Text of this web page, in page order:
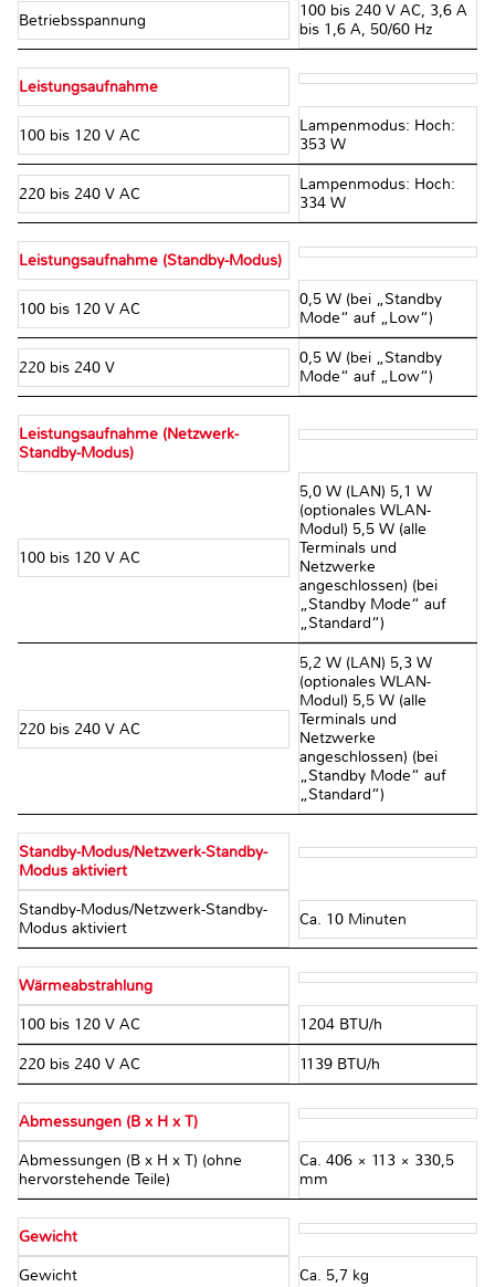
Betriebsspannung
100 bis 240 V AC, 3,6 A
bis 1,6 A, 50/60 Hz
Leistungsaufnahme
100 bis 120 V AC
Lampenmodus: Hoch:
353 W
220 bis 240 V AC
Lampenmodus: Hoch:
334 W
Leistungsaufnahme (Standby-Modus)
100 bis 120 V AC
0,5 W (bei „Standby
Mode“ auf „Low“)
220 bis 240 V
0,5 W (bei „Standby
Mode“ auf „Low“)
Leistungsaufnahme (Netzwerk-
Standby-Modus)
100 bis 120 V AC
5,0 W (LAN) 5,1 W
(optionales WLAN-
Modul) 5,5 W (alle
Terminals und
Netzwerke
angeschlossen) (bei
„Standby Mode“ auf
„Standard“)
220 bis 240 V AC
5,2 W (LAN) 5,3 W
(optionales WLAN-
Modul) 5,5 W (alle
Terminals und
Netzwerke
angeschlossen) (bei
„Standby Mode“ auf
„Standard“)
Standby-Modus/Netzwerk-Standby-
Modus aktiviert
Standby-Modus/Netzwerk-Standby-
Modus aktiviert
Ca. 10 Minuten
Wärmeabstrahlung
100 bis 120 V AC 1204 BTU/h
220 bis 240 V AC 1139 BTU/h
Abmessungen (B x H x T)
Abmessungen (B x H x T) (ohne
hervorstehende Teile)
Ca. 406 × 113 × 330,5
mm
Gewicht
Gewicht Ca. 5,7 kg